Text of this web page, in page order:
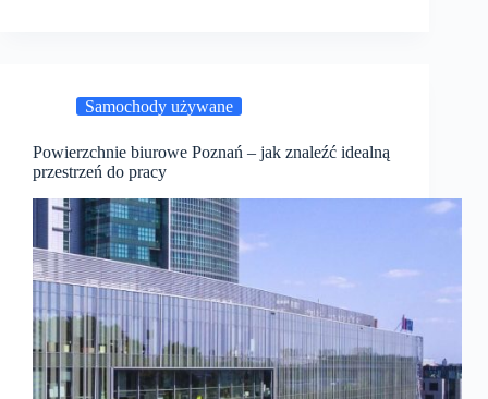
Samochody używane
Powierzchnie biurowe Poznań – jak znaleźć idealną
przestrzeń do pracy